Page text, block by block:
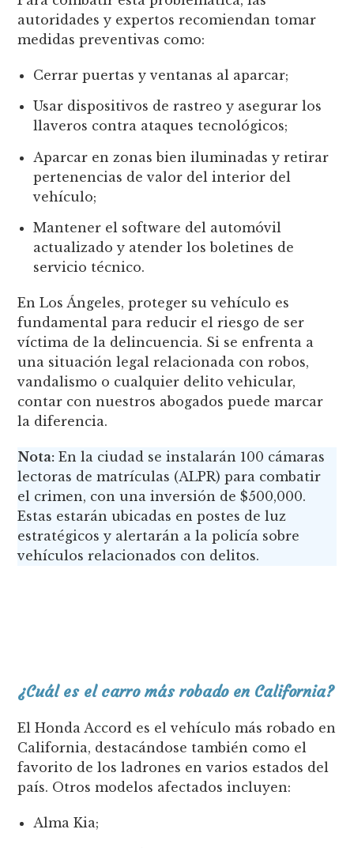
autoridades y expertos recomiendan tomar
medidas preventivas como:
Cerrar puertas y ventanas al aparcar;
Usar dispositivos de rastreo y asegurar los
llaveros contra ataques tecnológicos;
Aparcar en zonas bien iluminadas y retirar
pertenencias de valor del interior del
vehículo;
Mantener el software del automóvil
actualizado y atender los boletines de
servicio técnico.
En Los Ángeles, proteger su vehículo es
fundamental para reducir el riesgo de ser
víctima de la delincuencia. Si se enfrenta a
una situación legal relacionada con robos,
vandalismo o cualquier delito vehicular,
contar con nuestros abogados puede marcar
la diferencia.
Nota: En la ciudad se instalarán 100 cámaras
lectoras de matrículas (ALPR) para combatir
el crimen, con una inversión de $500,000.
Estas estarán ubicadas en postes de luz
estratégicos y alertarán a la policía sobre
vehículos relacionados con delitos.
¿Cuál es el carro más robado en California?
El Honda Accord es el vehículo más robado en
California, destacándose también como el
favorito de los ladrones en varios estados del
país. Otros modelos afectados incluyen:
Alma Kia;